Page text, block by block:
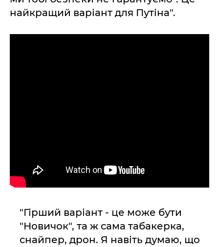
найкращий варіант для Путіна".
"Гірший варіант - це може бути
"Новичок", та ж сама табакерка,
снайпер, дрон. Я навіть думаю, що